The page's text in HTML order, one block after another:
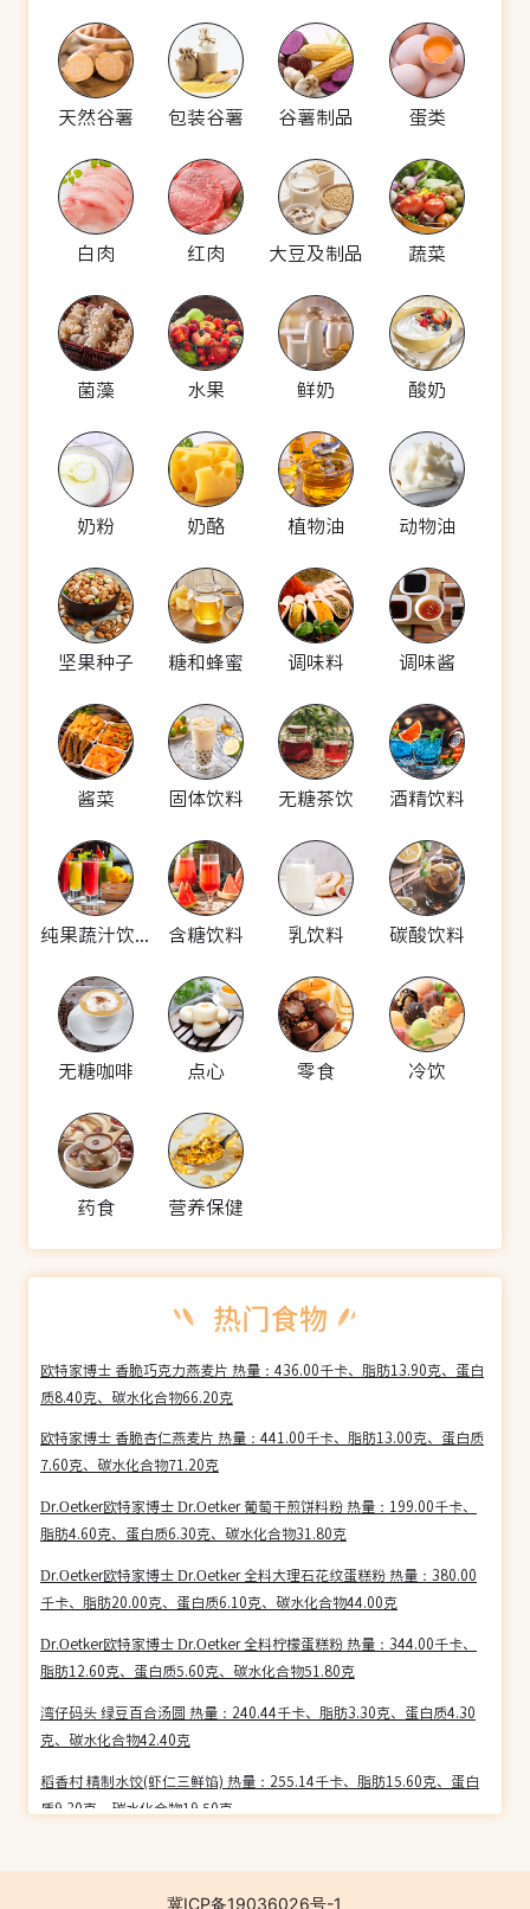
天然谷薯 包装谷薯 谷薯制品 蛋类
白肉 红肉 大豆及制品 蔬菜
菌藻 水果 鲜奶 酸奶
奶粉 奶酪 植物油 动物油
坚果种子 糖和蜂蜜 调味料 调味酱
酱菜 固体饮料 无糖茶饮 酒精饮料
纯果蔬汁饮料 含糖饮料 乳饮料 碳酸饮料
无糖咖啡 点心 零食 冷饮
药食 营养保健
欧特家博士 香脆巧克力燕麦片 热量：436.00千卡、脂肪13.90克、蛋白
质8.40克、碳水化合物66.20克
欧特家博士 香脆杏仁燕麦片 热量：441.00千卡、脂肪13.00克、蛋白质
7.60克、碳水化合物71.20克
Dr.Oetker欧特家博士 Dr.Oetker 葡萄干煎饼料粉 热量：199.00千卡、
脂肪4.60克、蛋白质6.30克、碳水化合物31.80克
Dr.Oetker欧特家博士 Dr.Oetker 全料大理石花纹蛋糕粉 热量：380.00
千卡、脂肪20.00克、蛋白质6.10克、碳水化合物44.00克
Dr.Oetker欧特家博士 Dr.Oetker 全料柠檬蛋糕粉 热量：344.00千卡、
脂肪12.60克、蛋白质5.60克、碳水化合物51.80克
湾仔码头 绿豆百合汤圆 热量：240.44千卡、脂肪3.30克、蛋白质4.30
克、碳水化合物42.40克
稻香村 精制水饺(虾仁三鲜馅) 热量：255.14千卡、脂肪15.60克、蛋白
质9.30克、碳水化合物19.50克
7.70克、碳水化合物29.10克
冀ICP备19036026号-1